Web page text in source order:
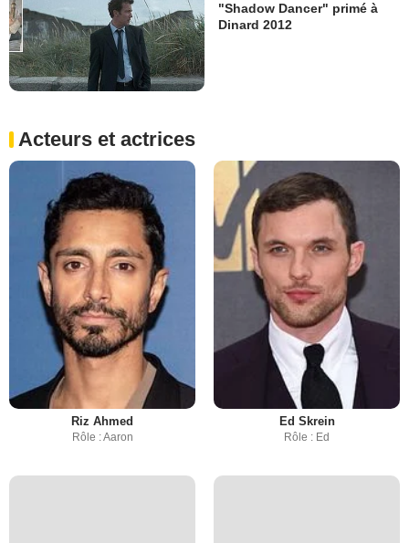
"Shadow Dancer" primé à
Dinard 2012
Acteurs et actrices
Riz Ahmed
Rôle : Aaron
Ed Skrein
Rôle : Ed